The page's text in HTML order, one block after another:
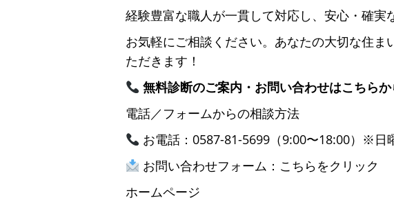
経験豊富な職人が一貫して対応し、安心・確実
お気軽にご相談ください。あなたの大切な住
ただきます！
無料診断のご案内・お問い合わせはこちらか
電話／フォームからの相談方法
お電話：0587-81-5699（9:00〜18:00）※日
お問い合わせフォーム：こちらをクリック
ホームページ